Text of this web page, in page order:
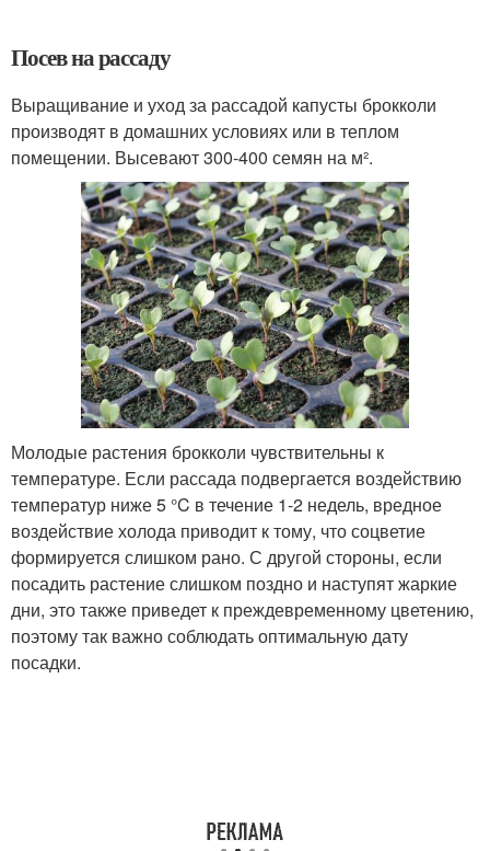
Посев на рассаду
Выращивание и уход за рассадой капусты брокколи
производят в домашних условиях или в теплом
помещении. Высевают 300-400 семян на м².
Молодые растения брокколи чувствительны к
температуре. Если рассада подвергается воздействию
температур ниже 5 °C в течение 1-2 недель, вредное
воздействие холода приводит к тому, что соцветие
формируется слишком рано. С другой стороны, если
посадить растение слишком поздно и наступят жаркие
дни, это также приведет к преждевременному цветению,
поэтому так важно соблюдать оптимальную дату
посадки.